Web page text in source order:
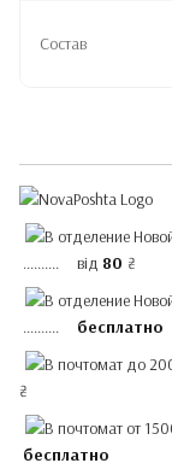
Состав
.......... від 80 ₴
.......... бесплатно
₴
бесплатно